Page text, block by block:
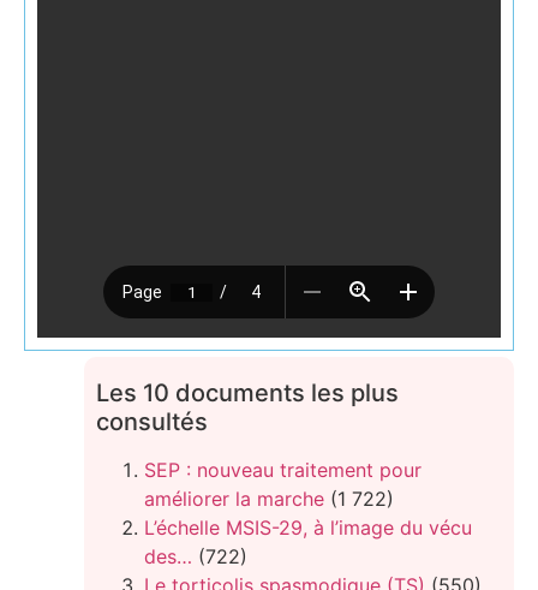
Les 10 documents les plus
consultés
SEP : nouveau traitement pour
améliorer la marche (1 722)
L’échelle MSIS-29, à l’image du vécu
des… (722)
Le torticolis spasmodique (TS) (550)